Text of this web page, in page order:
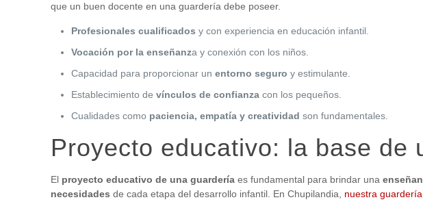
que un buen docente en una guardería debe poseer.
Profesionales cualificados y con experiencia en educación infantil.
Vocación por la enseñanza y conexión con los niños.
Capacidad para proporcionar unentorno seguro y estimulante.
Establecimiento devínculos de confianza con los pequeños.
Cualidades como paciencia, empatía y creatividad son fundamentales.
Proyecto educativo: la base de
El proyecto educativo de una guardería es fundamental para brindar una
necesidades de cada etapa del desarrollo infantil. En Chupilandia, nuestra